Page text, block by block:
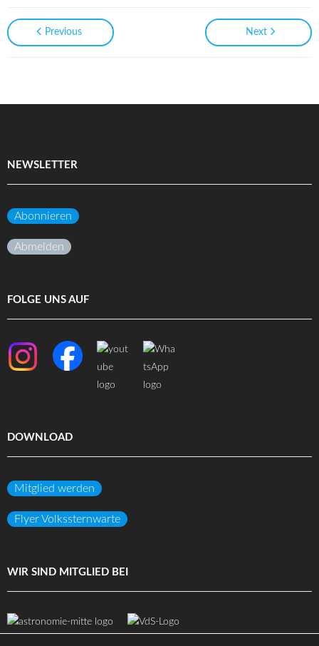
Previous Next
NEWSLETTER
Abonnieren
Abmelden
FOLGE UNS AUF
DOWNLOAD
Mitglied werden
Flyer Volkssternwarte
WIR SIND MITGLIED BEI